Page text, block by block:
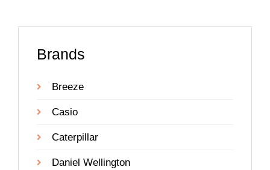
Brands
Breeze
Casio
Caterpillar
Daniel Wellington